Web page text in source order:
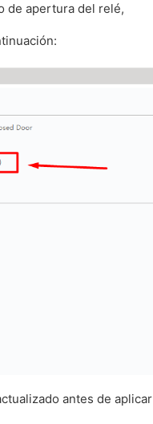
de apertura del relé,
antes de aplicar